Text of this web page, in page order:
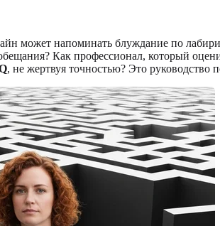
может напоминать блуждание по
Как профессионал, который
, не жертвуя точностью? Это руководство